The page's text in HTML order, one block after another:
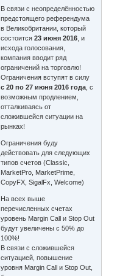
В связи с неопределённостью
предстоящего референдума
в Великобритании, который
состоится23 июня 2016 , и
исхода голосования,
компания вводит ряд
ограничений на торговлю!
Ограничения вступят в силу
с 20 по 27 июня 2016 года , с
возможным продлением,
отталкиваясь от
сложившейся ситуации на
рынках!
Ограничения буду
действовать для следующих
типов счетов (Classic,
MarketPro, MarketPrime,
CopyFX, SigalFx, Welcome)
На всех выше
перечисленных счетах
уровень Margin Call и Stop Out
будут увеличены с 50% до
100%!
В связи с сложившейся
ситуацией, повышение
уровня Margin Call и Stop Out,